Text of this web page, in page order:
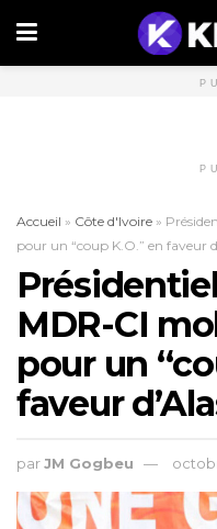
Accueil » Côte d'Ivoire »
pour un “coup K.O.” en faveur
MDR-CI
pour un
faveur
parJM Gogbeu